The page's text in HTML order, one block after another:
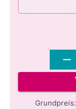
Grundpreis: